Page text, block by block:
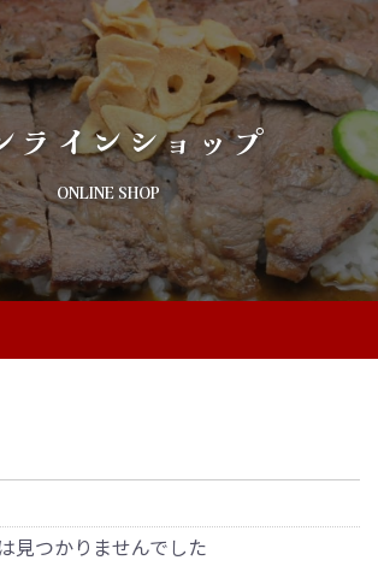
ラインショップ
ONLINE SHOP
見つかりませんでした